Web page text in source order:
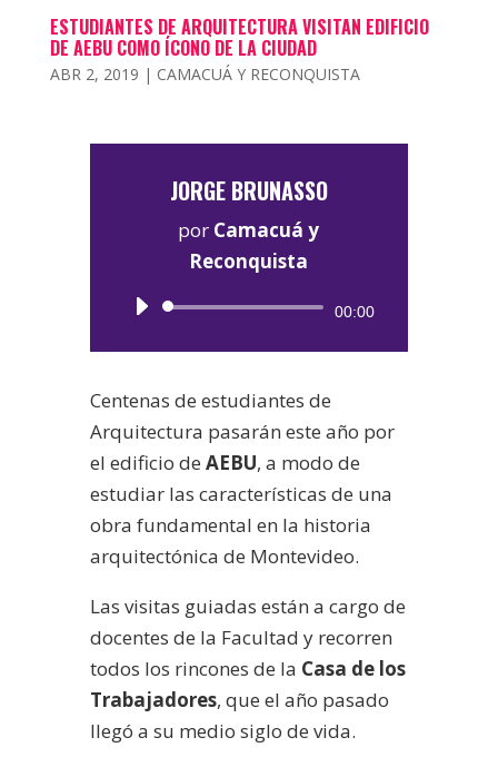
ESTUDIANTES DE ARQUITECTURA VISITAN EDIFICIO
DE AEBU COMO ÍCONO DE LA CIUDAD
ABR 2, 2019 | CAMACUÁ Y RECONQUISTA
JORGE BRUNASSO
por Camacuá y
Reconquista
Reproductor
00:00
Centenas de estudiantes de
Arquitectura pasarán este año por
el edificio de AEBU, a modo de
estudiar las características de una
obra fundamental en la historia
arquitectónica de Montevideo.
Las visitas guiadas están a cargo de
docentes de la Facultad y recorren
todos los rincones de la Casa de los
Trabajadores, que el año pasado
llegó a su medio siglo de vida.